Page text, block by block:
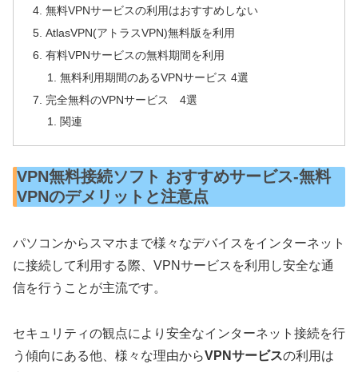
無料VPNサービスの利用はおすすめしない
AtlasVPN(アトラスVPN)無料版を利用
有料VPNサービスの無料期間を利用
無料利用期間のあるVPNサービス 4選
完全無料のVPNサービス 4選
関連
VPN無料接続ソフト おすすめサービス-無料
VPNのデメリットと注意点
パソコンからスマホまで様々なデバイスをインターネット
に接続して利用する際、VPNサービスを利用し安全な通
信を行うことが主流です。
セキュリティの観点により安全なインターネット接続を行
う傾向にある他、様々な理由からVPNサービスの利用は